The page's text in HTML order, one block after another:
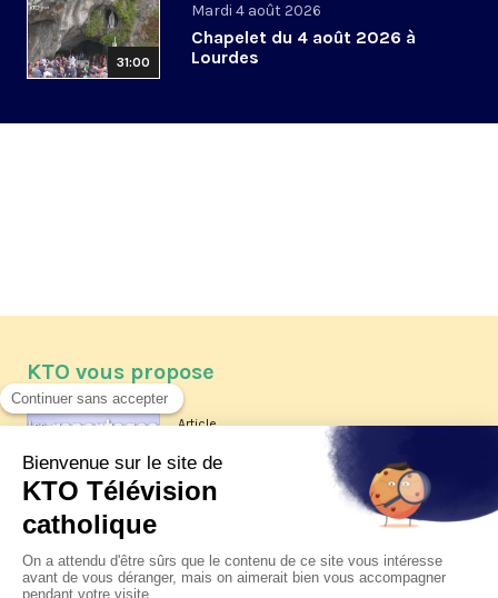
31:00
Mardi 4 août 2026
Chapelet du 4 août 2026 à
Lourdes
KTO vous propose
Article
Les reportages d'été 2026 de KTO
La visite pastorale du pape Léon
XIV à Assise à suivre sur KTO le
jeudi 6 août